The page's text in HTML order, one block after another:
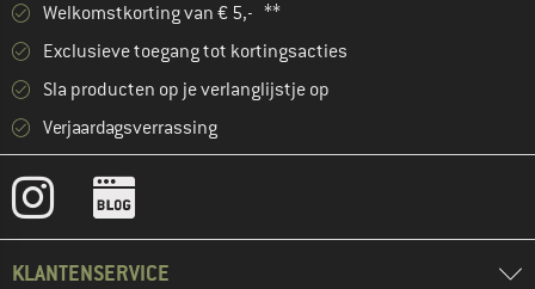
Welkomstkorting van € 5,- **
Exclusieve toegang tot kortingsacties
Sla producten op je verlanglijstje op
Verjaardagsverrassing
KLANTENSERVICE